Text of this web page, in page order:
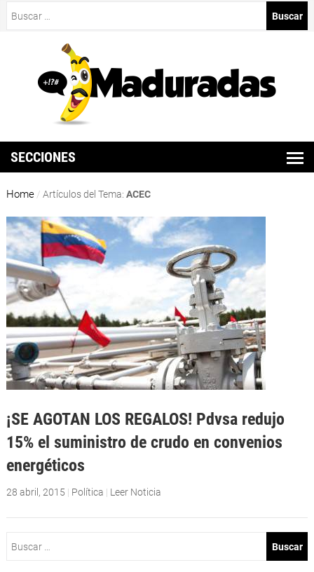
SECCIONES
Home / Artículos del Tema: ACEC
¡SE AGOTAN LOS REGALOS! Pdvsa redujo
15% el suministro de crudo en convenios
energéticos
28 abril, 2015 | Política | Leer Noticia